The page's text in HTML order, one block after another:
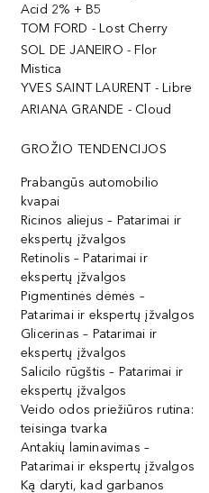
Acid 2% + B5
TOM FORD - Lost Cherry
SOL DE JANEIRO - Flor
Mistica
YVES SAINT LAURENT - Libre
ARIANA GRANDE - Cloud
GROŽIO TENDENCIJOS
Prabangūs automobilio
kvapai
Ricinos aliejus – Patarimai ir
ekspertų įžvalgos
Retinolis – Patarimai ir
ekspertų įžvalgos
Pigmentinės dėmės –
Patarimai ir ekspertų įžvalgos
Glicerinas – Patarimai ir
ekspertų įžvalgos
Salicilo rūgštis – Patarimai ir
ekspertų įžvalgos
Veido odos priežiūros rutina:
teisinga tvarka
Antakių laminavimas –
Patarimai ir ekspertų įžvalgos
Ką daryti, kad garbanos